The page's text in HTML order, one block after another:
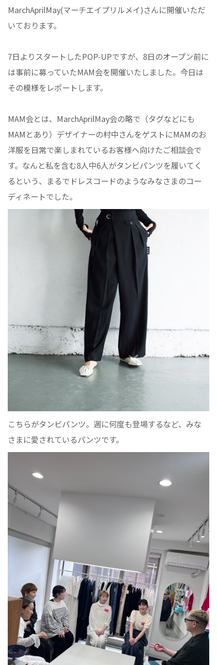
MarchAprilMay(マーチエイプリルメイ)さんに開催いただ
いております。
7日よりスタートしたPOP-UPですが、8日のオープン前に
は事前に募っていたMAM会を開催いたしました。今日は
その模様をレポートします。
MAM会とは、MarchAprilMay会の略で（タグなどにも
MAMとあり）デザイナーの村中さんをゲストにMAMのお
洋服を日常で楽しまれているお客様へ向けたご相談会で
す。なんと私を含む8人中6人がタンビパンツを履いてく
るという、まるでドレスコードのようなみなさまのコー
ディネートでした。
こちらがタンビパンツ。週に何度も登場するなど、みな
さまに愛されているパンツです。